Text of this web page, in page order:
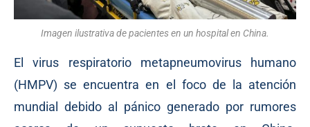
Imagen ilustrativa de pacientes en un hospital en China.
El virus respiratorio metapneumovirus humano
(HMPV) se encuentra en el foco de la atención
mundial debido al pánico generado por rumores